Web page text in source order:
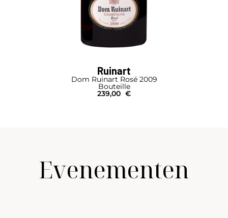
Ruinart
Dom Ruinart Rosé 2009
Bouteille
239,00 €
Evenementen